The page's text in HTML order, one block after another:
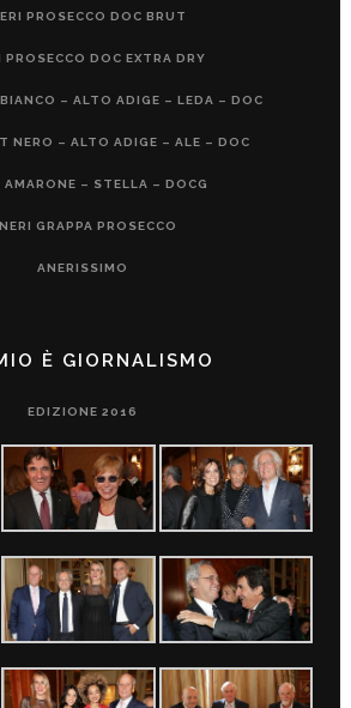
PROSECCO DOC BRUT
PROSECCO DOC EXTRA DRY
– ALTO ADIGE – LEDA – DOC
NERO – ALTO ADIGE – ALE – DOC
AMARONE – STELLA – DOCG
GRAPPA PROSECCO
ANERISSIMO
È GIORNALISMO
EDIZIONE 2016